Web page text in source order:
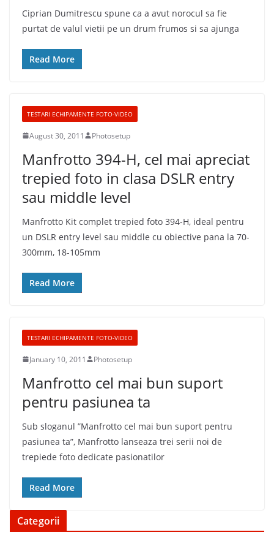
Ciprian Dumitrescu spune ca a avut norocul sa fie
purtat de valul vietii pe un drum frumos si sa ajunga
Read More
TESTARI ECHIPAMENTE FOTO-VIDEO
August 30, 2011 Photosetup
Manfrotto 394-H, cel mai apreciat
trepied foto in clasa DSLR entry
sau middle level
Manfrotto Kit complet trepied foto 394-H, ideal pentru
un DSLR entry level sau middle cu obiective pana la 70-
300mm, 18-105mm
Read More
TESTARI ECHIPAMENTE FOTO-VIDEO
January 10, 2011 Photosetup
Manfrotto cel mai bun suport
pentru pasiunea ta
Sub sloganul ”Manfrotto cel mai bun suport pentru
pasiunea ta”, Manfrotto lanseaza trei serii noi de
trepiede foto dedicate pasionatilor
Read More
Categorii